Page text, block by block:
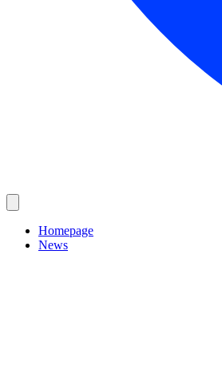
Homepage
News